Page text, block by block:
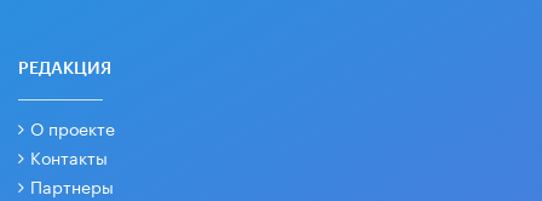
РЕДАКЦИЯ
О проекте
Контакты
Партнеры